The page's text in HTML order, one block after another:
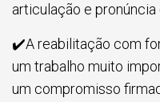
articulação e pronúncia
✔️A reabilitação com
um trabalho muito
um compromisso